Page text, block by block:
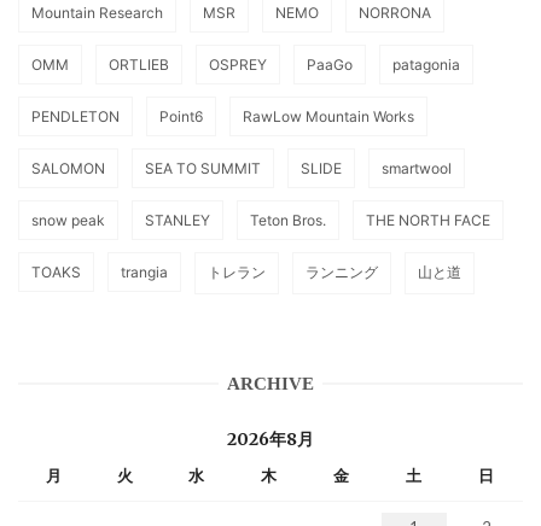
Mountain Research MSR NEMO NORRONA
OMM ORTLIEB OSPREY PaaGo patagonia
PENDLETON Point6 RawLow Mountain Works
SALOMON SEA TO SUMMIT SLIDE smartwool
snow peak STANLEY Teton Bros. THE NORTH FACE
TOAKS trangia トレラン ランニング 山と道
ARCHIVE
2026年8月
月 火 水 木 金 土 日